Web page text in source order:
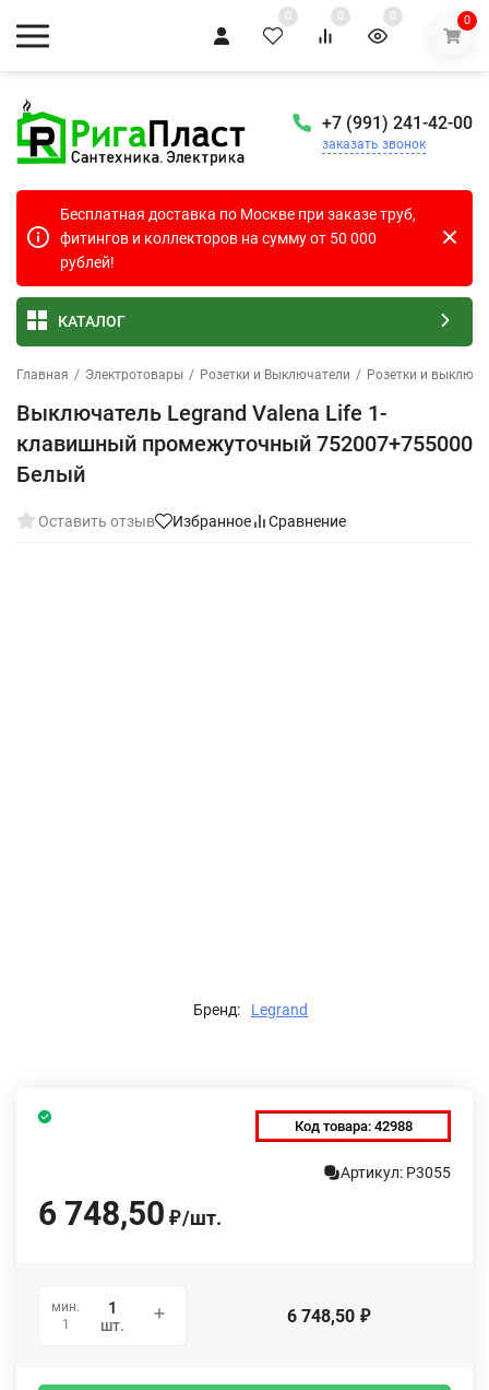
0 0 0 0
+7 (991) 241-42-00
заказать звонок
Бесплатная доставка по Москве при заказе труб,
фитингов и коллекторов на сумму от 50 000
рублей!
КАТАЛОГ
Главная / Электротовары / Розетки и Выключатели / Розетки и
Выключатель Legrand Valena Life 1-
клавишный промежуточный 752007+755000
Белый
Оставить отзыв Избранное Сравнение
Бренд: Legrand
Код товара: 42988
Артикул: P3055
6 748,50 ₽/шт.
мин.
1
шт. 6 748,50 ₽